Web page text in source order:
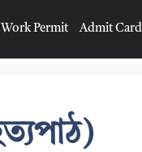
Work Permit Admit Card